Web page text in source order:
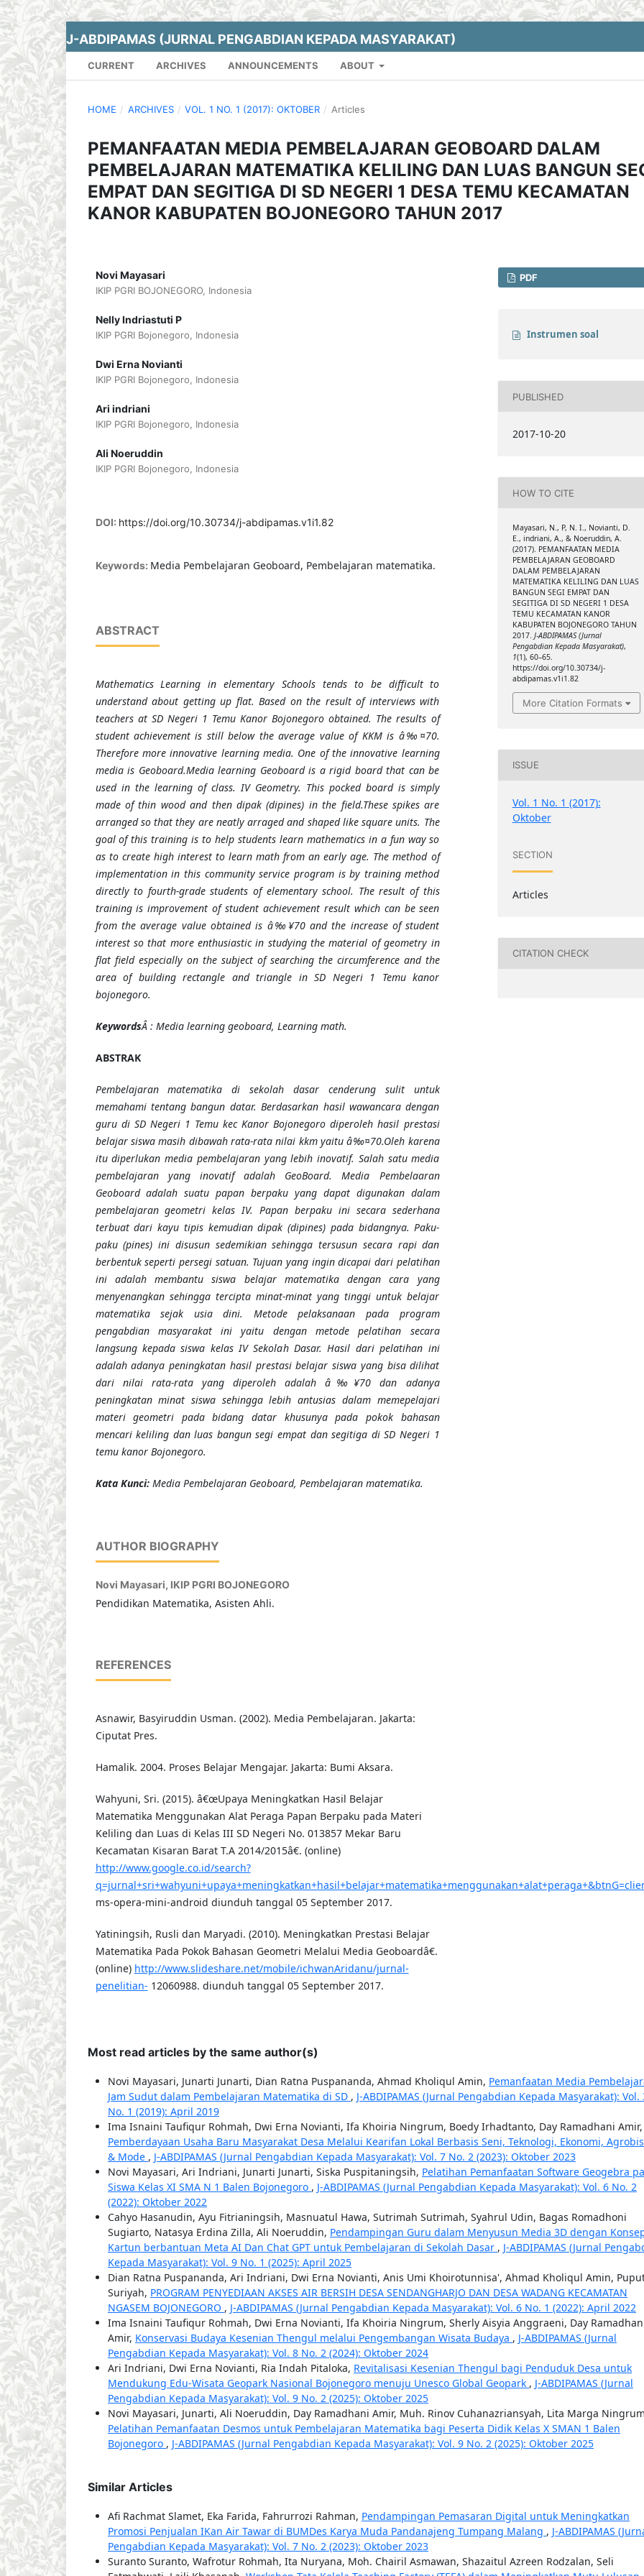
J-ABDIPAMAS (JURNAL PENGABDIAN KEPADA MASYARAKAT)
CURRENT ARCHIVES ANNOUNCEMENTS ABOUT
HOME / ARCHIVES / VOL. 1 NO. 1 (2017): OKTOBER / Articles
PEMANFAATAN MEDIA PEMBELAJARAN GEOBOARD DALAM
PEMBELAJARAN MATEMATIKA KELILING DAN LUAS BANGUN
EMPAT DAN SEGITIGA DI SD NEGERI 1 DESA TEMU KECAMATAN
KANOR KABUPATEN BOJONEGORO TAHUN 2017
Novi Mayasari
IKIP PGRI BOJONEGORO, Indonesia
Nelly Indriastuti P
IKIP PGRI Bojonegoro, Indonesia
Dwi Erna Novianti
IKIP PGRI Bojonegoro, Indonesia
Ari indriani
IKIP PGRI Bojonegoro, Indonesia
Ali Noeruddin
IKIP PGRI Bojonegoro, Indonesia
DOI: https://doi.org/10.30734/j-abdipamas.v1i1.82
Keywords: Media Pembelajaran Geoboard, Pembelajaran matematika.
ABSTRACT
Mathematics Learning in elementary Schools tends to be difficult to
understand about getting up flat. Based on the result of interviews with
teachers at SD Negeri 1 Temu Kanor Bojonegoro obtained. The results of
student achievement is still below the average value of KKM is â‰¤70.
Therefore more innovative learning media. One of the innovative learning
media is Geoboard.Media learning Geoboard is a rigid board that can be
used in the learning of class. IV Geometry. This pocked board is simply
made of thin wood and then dipak (dipines) in the field.These spikes are
arranged so that they are neatly arraged and shaped like square units. The
goal of this training is to help students learn mathematics in a fun way so
as to create high interest to learn math from an early age. The method of
implementation in this community service program is by training method
directly to fourth-grade students of elementary school. The result of this
training is improvement of student achievement result which can be seen
from the average value obtained is â‰¥70 and the increase of student
interest so that more enthusiastic in studying the material of geometry in
flat field especially on the subject of searching the circumference and the
area of building rectangle and triangle in SD Negeri 1 Temu kanor
bojonegoro.
KeywordsÂ : Media learning geoboard, Learning math.
ABSTRAK
Pembelajaran matematika di sekolah dasar cenderung sulit untuk
memahami tentang bangun datar. Berdasarkan hasil wawancara dengan
guru di SD Negeri 1 Temu kec Kanor Bojonegoro diperoleh hasil prestasi
belajar siswa masih dibawah rata-rata nilai kkm yaitu â‰¤70.Oleh karena
itu diperlukan media pembelajaran yang lebih inovatif. Salah satu media
pembelajaran yang inovatif adalah GeoBoard. Media Pembelaaran
Geoboard adalah suatu papan berpaku yang dapat digunakan dalam
pembelajaran geometri kelas IV. Papan berpaku ini secara sederhana
terbuat dari kayu tipis kemudian dipak (dipines) pada bidangnya. Paku-
paku (pines) ini disusun sedemikian sehingga tersusun secara rapi dan
berbentuk seperti persegi satuan. Tujuan yang ingin dicapai dari pelatihan
ini adalah membantu siswa belajar matematika dengan cara yang
menyenangkan sehingga tercipta minat-minat yang tinggi untuk belajar
matematika sejak usia dini.
Metode pelaksanaan pada program
pengabdian masyarakat ini yaitu dengan metode pelatihan secara
langsung kepada siswa kelas IV Sekolah Dasar. Hasil dari pelatihan ini
adalah adanya peningkatan hasil prestasi belajar siswa yang bisa dilihat
dari nilai rata-rata yang diperoleh adalah â‰¥70 dan adanya
peningkatan minat siswa sehingga lebih antusias dalam memepelajari
materi geometri pada bidang datar khusunya pada pokok bahasan
mencari keliling dan luas bangun segi empat dan segitiga di SD Negeri 1
temu kanor Bojonegoro.
Kata Kunci: Media Pembelajaran Geoboard, Pembelajaran matematika.
AUTHOR BIOGRAPHY
Novi Mayasari, IKIP PGRI BOJONEGORO
Pendidikan Matematika, Asisten Ahli.
REFERENCES
Asnawir, Basyiruddin Usman. (2002). Media Pembelajaran. Jakarta:
Ciputat Pres.
Hamalik. 2004. Proses Belajar Mengajar. Jakarta: Bumi Aksara.
Wahyuni, Sri. (2015). â€œUpaya Meningkatkan Hasil Belajar
Matematika Menggunakan Alat Peraga Papan Berpaku pada Materi
Keliling dan Luas di Kelas III SD Negeri No. 013857 Mekar Baru
Kecamatan Kisaran Barat T.A 2014/2015â€. (online)
http://www.google.co.id/search?
ms-opera-mini-android diunduh tanggal 05 September 2017.
Yatiningsih, Rusli dan Maryadi. (2010). Meningkatkan Prestasi Belajar
Matematika Pada Pokok Bahasan Geometri Melalui Media Geoboardâ€.
(online) http://www.slideshare.net/mobile/ichwanAridanu/jurnal-
penelitian- 12060988. diunduh tanggal 05 September 2017.
PDF
Instrumen soal
PUBLISHED
2017-10-20
HOW TO CITE
Mayasari, N., P, N. I., Novianti, D.
E., indriani, A., & Noeruddin, A.
(2017). PEMANFAATAN MEDIA
PEMBELAJARAN GEOBOARD
DALAM PEMBELAJARAN
MATEMATIKA KELILING DAN LUAS
BANGUN SEGI EMPAT DAN
SEGITIGA DI SD NEGERI 1 DESA
TEMU KECAMATAN KANOR
KABUPATEN BOJONEGORO TAHUN
2017. J-ABDIPAMAS (Jurnal
Pengabdian Kepada Masyarakat),
1(1), 60–65.
https://doi.org/10.30734/j-
abdipamas.v1i1.82
More Citation Formats
ISSUE
Vol. 1 No. 1 (2017):
Oktober
SECTION
Articles
CITATION CHECK
Most read articles by the same author(s)
Novi Mayasari, Junarti Junarti, Dian Ratna Puspananda, Ahmad Kholiqul Amin, Pemanfaatan Media
Jam Sudut dalam Pembelajaran Matematika di SD , J-ABDIPAMAS (Jurnal Pengabdian Kepada Masyarakat): Vol.
No. 1 (2019): April 2019
Ima Isnaini Taufiqur Rohmah, Dwi Erna Novianti, Ifa Khoiria Ningrum, Boedy Irhadtanto, Day Ramadhani Amir,
Pemberdayaan Usaha Baru Masyarakat Desa Melalui Kearifan Lokal Berbasis Seni, Teknologi, Ekonomi,
& Mode , J-ABDIPAMAS (Jurnal Pengabdian Kepada Masyarakat): Vol. 7 No. 2 (2023): Oktober 2023
Novi Mayasari, Ari Indriani, Junarti Junarti, Siska Puspitaningsih, Pelatihan Pemanfaatan Software Geogebra
Siswa Kelas XI SMA N 1 Balen Bojonegoro , J-ABDIPAMAS (Jurnal Pengabdian Kepada Masyarakat): Vol. 6 No. 2
(2022): Oktober 2022
Cahyo Hasanudin, Ayu Fitrianingsih, Masnuatul Hawa, Sutrimah Sutrimah, Syahrul Udin, Bagas Romadhoni
Sugiarto, Natasya Erdina Zilla, Ali Noeruddin, Pendampingan Guru dalam Menyusun Media 3D dengan
Kartun berbantuan Meta AI Dan Chat GPT untuk Pembelajaran di Sekolah Dasar , J-ABDIPAMAS (Jurnal
Kepada Masyarakat): Vol. 9 No. 1 (2025): April 2025
Dian Ratna Puspananda, Ari Indriani, Dwi Erna Novianti, Anis Umi Khoirotunnisa', Ahmad Kholiqul Amin,
Suriyah, PROGRAM PENYEDIAAN AKSES AIR BERSIH DESA SENDANGHARJO DAN DESA WADANG KECAMATAN
NGASEM BOJONEGORO , J-ABDIPAMAS (Jurnal Pengabdian Kepada Masyarakat): Vol. 6 No. 1 (2022): April 2022
Ima Isnaini Taufiqur Rohmah, Dwi Erna Novianti, Ifa Khoiria Ningrum, Sherly Aisyia Anggraeni, Day
Amir, Konservasi Budaya Kesenian Thengul melalui Pengembangan Wisata Budaya , J-ABDIPAMAS (Jurnal
Pengabdian Kepada Masyarakat): Vol. 8 No. 2 (2024): Oktober 2024
Ari Indriani, Dwi Erna Novianti, Ria Indah Pitaloka, Revitalisasi Kesenian Thengul bagi Penduduk Desa untuk
Mendukung Edu-Wisata Geopark Nasional Bojonegoro menuju Unesco Global Geopark , J-ABDIPAMAS (Jurnal
Pengabdian Kepada Masyarakat): Vol. 9 No. 2 (2025): Oktober 2025
Novi Mayasari, Junarti, Ali Noeruddin, Day Ramadhani Amir, Muh. Rinov Cuhanazriansyah, Lita Marga
Pelatihan Pemanfaatan Desmos untuk Pembelajaran Matematika bagi Peserta Didik Kelas X SMAN 1 Balen
Bojonegoro , J-ABDIPAMAS (Jurnal Pengabdian Kepada Masyarakat): Vol. 9 No. 2 (2025): Oktober 2025
Similar Articles
Afi Rachmat Slamet, Eka Farida, Fahrurrozi Rahman, Pendampingan Pemasaran Digital untuk Meningkatkan
Promosi Penjualan IKan Air Tawar di BUMDes Karya Muda Pandanajeng Tumpang Malang , J-ABDIPAMAS
Pengabdian Kepada Masyarakat): Vol. 7 No. 2 (2023): Oktober 2023
Suranto Suranto, Wafrotur Rohmah, Ita Nuryana, Moh. Chairil Asmawan, Shazaitul Azreen Rodzalan, Seli